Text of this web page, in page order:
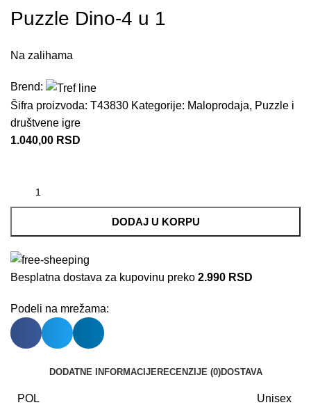
Puzzle Dino-4 u 1
Na zalihama
Brend:
Šifra proizvoda: T43830 Kategorije: Maloprodaja, Puzzle i
društvene igre
1.040,00 RSD
DODAJ U KORPU
Besplatna dostava za kupovinu preko 2.990 RSD
Podeli na mrežama:
DODATNE INFORMACIJE RECENZIJE (0)DOSTAVA
POL Unisex